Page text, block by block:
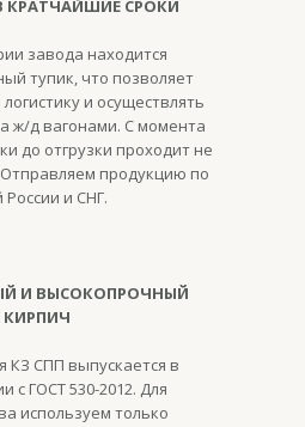
КРАТЧАЙШИЕ СРОКИ
завода находится
тупик, что позволяет
и осуществлять
ж/д вагонами. С момента
до отгрузки проходит не
продукцию по
России и СНГ.
И ВЫСОКОПРОЧНЫЙ
КИРПИЧ
КЗ СПП выпускается в
с ГОСТ 530-2012. Для
используем только